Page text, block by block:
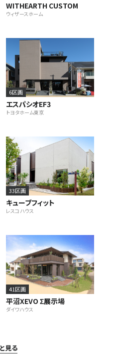
WITHEARTH CUSTOM
ウィザースホーム
6区画
エスパシオEF3
トヨタホーム東京
33区画
キューブフィット
レスコハウス
41区画
平沼XEVO Σ展示場
ダイワハウス
見る